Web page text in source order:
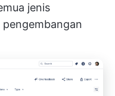
jenis